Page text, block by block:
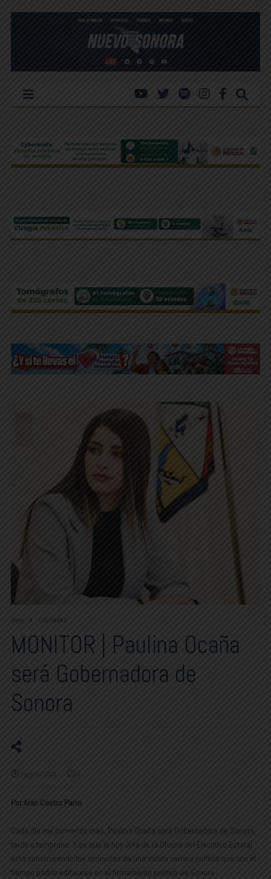
Home COLUMNAS
MONITOR | Paulina Ocaña
será Gobernadora de
Sonora
marzo 31, 2025 0
Por Alan Castro Parra
Cada día me convenzo más, Paulina Ocaña será Gobernadora de Sonora,
tarde o temprano. Y es que la hoy Jefa de la Oficina del Ejecutivo Estatal
está construyendo los cimientos de una sólida carrera política que con el
tiempo podría edificarse en el firmamento político de Sonora.